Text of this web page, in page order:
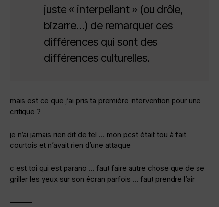
juste « interpellant » (ou drôle,
bizarre…) de remarquer ces
différences qui sont des
différences culturelles.
mais est ce que j’ai pris ta première intervention pour une
critique ?
je n’ai jamais rien dit de tel … mon post était tou à fait
courtois et n’avait rien d’une attaque
c est toi qui est parano … faut faire autre chose que de se
griller les yeux sur son écran parfois … faut prendre l’air
———